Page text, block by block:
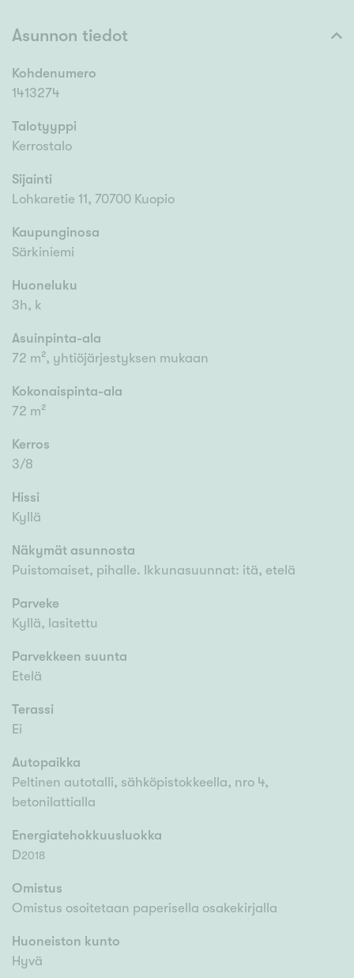
Asunnon tiedot
Kohdenumero
1413274
Talotyyppi
Kerrostalo
Sijainti
Lohkaretie 11, 70700 Kuopio
Kaupunginosa
Särkiniemi
Huoneluku
3h, k
Asuinpinta-ala
72 m², yhtiöjärjestyksen mukaan
Kokonaispinta-ala
72 m²
Kerros
3/8
Hissi
Kyllä
Näkymät asunnosta
Puistomaiset, pihalle. Ikkunasuunnat: itä, etelä
Parveke
Kyllä, lasitettu
Parvekkeen suunta
Etelä
Terassi
Ei
Autopaikka
Peltinen autotalli, sähköpistokkeella, nro 4,
betonilattialla
Energiatehokkuusluokka
D2018
Omistus
Omistus osoitetaan paperisella osakekirjalla
Huoneiston kunto
Hyvä